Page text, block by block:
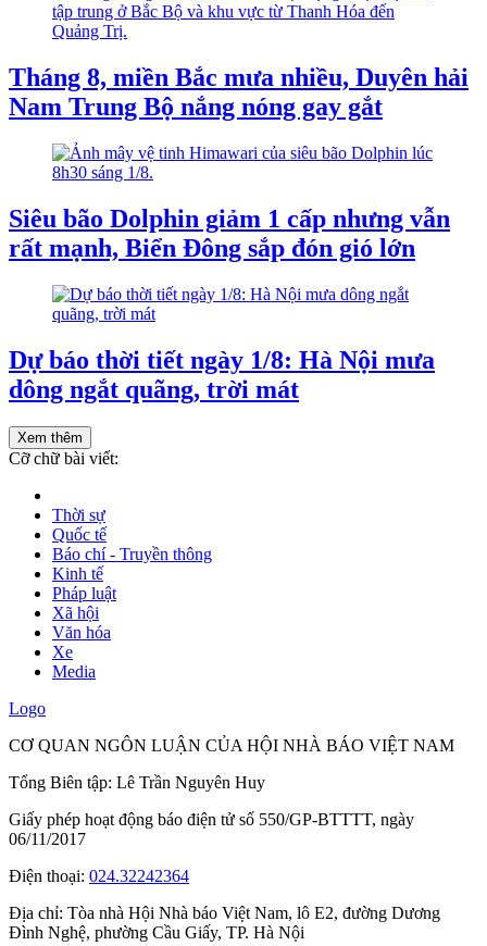
Tháng 8, miền Bắc mưa nhiều, Duyên hải
Nam Trung Bộ nắng nóng gay gắt
Siêu bão Dolphin giảm 1 cấp nhưng vẫn
rất mạnh, Biển Đông sắp đón gió lớn
Dự báo thời tiết ngày 1/8: Hà Nội mưa
dông ngắt quãng, trời mát
Xem thêm
Cỡ chữ bài viết:
Thời sự
Quốc tế
Báo chí - Truyền thông
Kinh tế
Pháp luật
Xã hội
Văn hóa
Xe
Media
Logo
CƠ QUAN NGÔN LUẬN CỦA HỘI NHÀ BÁO VIỆT NAM
Tổng Biên tập: Lê Trần Nguyên Huy
Giấy phép hoạt động báo điện tử số 550/GP-BTTTT, ngày
06/11/2017
Điện thoại: 024.32242364
Địa chỉ: Tòa nhà Hội Nhà báo Việt Nam, lô E2, đường Dương
Đình Nghệ, phường Cầu Giấy, TP. Hà Nội